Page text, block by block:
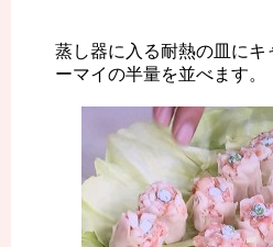
蒸し器に入る耐熱の皿にキ
ーマイの半量を並べます。